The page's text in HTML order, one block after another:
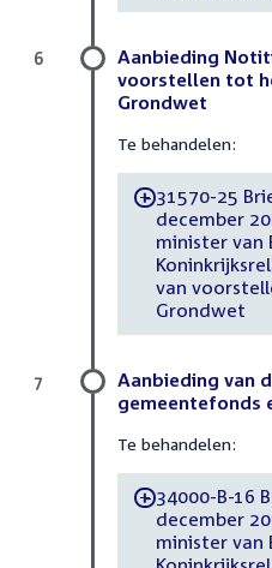
Aanbieding
voorstellen tot
Grondwet
Te behandelen:
-31570-25
december
minister van
van
Grondwet
6
Aanbieding van
gemeentefonds
Te behandelen:
-34000-B-16
december
minister van
7